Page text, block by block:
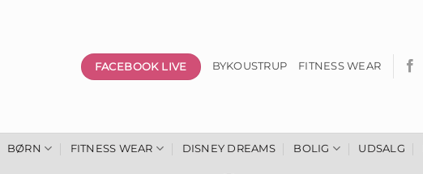
FACEBOOK LIVE BYKOUSTRUP FITNESS WEAR
BØRN FITNESS WEAR DISNEY DREAMS BOLIG UDSALG